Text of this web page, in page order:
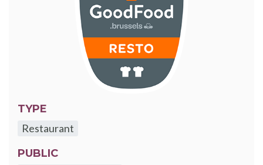
TYPE
Restaurant
PUBLIC